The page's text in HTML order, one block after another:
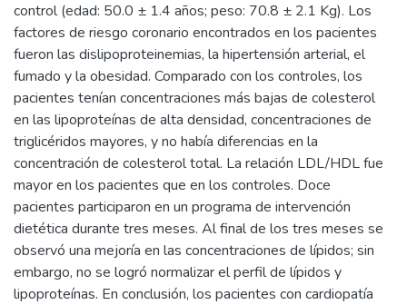
control (edad: 50.0 ± 1.4 años; peso: 70.8 ± 2.1 Kg). Los
factores de riesgo coronario encontrados en los pacientes
fueron las dislipoproteinemias, la hipertensión arterial, el
fumado y la obesidad. Comparado con los controles, los
pacientes tenían concentraciones más bajas de colesterol
en las lipoproteínas de alta densidad, concentraciones de
triglicéridos mayores, y no había diferencias en la
concentración de colesterol total. La relación LDL/HDL fue
mayor en los pacientes que en los controles. Doce
pacientes participaron en un programa de intervención
dietética durante tres meses. Al final de los tres meses se
observó una mejoría en las concentraciones de lípidos; sin
embargo, no se logró normalizar el perfil de lípidos y
lipoproteínas. En conclusión, los pacientes con cardiopatía